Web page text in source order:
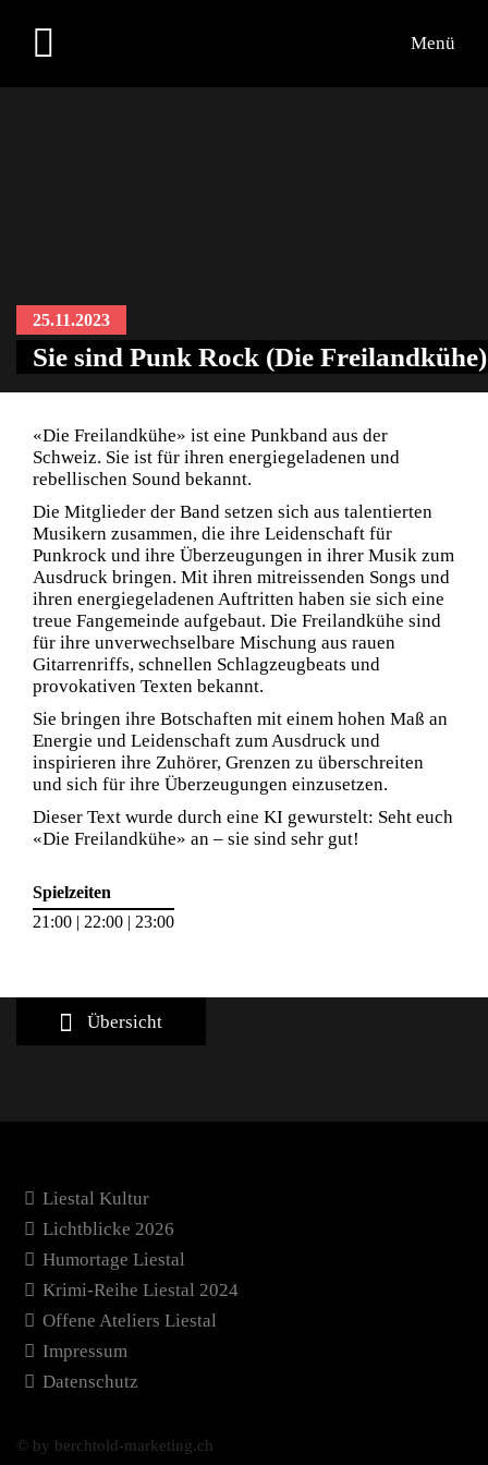
Menü
25.11.2023
Sie sind Punk Rock (Die Freilandkühe)
«Die Freilandkühe» ist eine Punkband aus der
Schweiz. Sie ist für ihren energiegeladenen und
rebellischen Sound bekannt.
Die Mitglieder der Band setzen sich aus talentierten
Musikern zusammen, die ihre Leidenschaft für
Punkrock und ihre Überzeugungen in ihrer Musik zum
Ausdruck bringen. Mit ihren mitreissenden Songs und
ihren energiegeladenen Auftritten haben sie sich eine
treue Fangemeinde aufgebaut. Die Freilandkühe sind
für ihre unverwechselbare Mischung aus rauen
Gitarrenriffs, schnellen Schlagzeugbeats und
provokativen Texten bekannt.
Sie bringen ihre Botschaften mit einem hohen Maß an
Energie und Leidenschaft zum Ausdruck und
inspirieren ihre Zuhörer, Grenzen zu überschreiten
und sich für ihre Überzeugungen einzusetzen.
Dieser Text wurde durch eine KI gewurstelt: Seht euch
«Die Freilandkühe» an – sie sind sehr gut!
Spielzeiten
21:00 | 22:00 | 23:00
Übersicht
Liestal Kultur
Lichtblicke 2026
Humortage Liestal
Krimi-Reihe Liestal 2024
Offene Ateliers Liestal
Impressum
Datenschutz
© by berchtold-marketing.ch